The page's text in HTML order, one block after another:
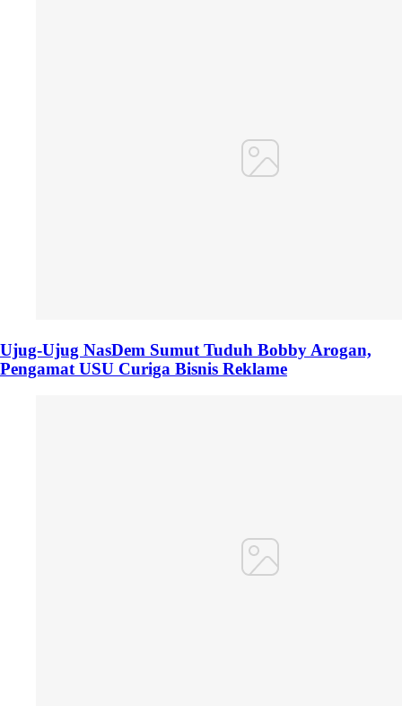
Ujug-Ujug NasDem Sumut Tuduh Bobby Arogan,
Pengamat USU Curiga Bisnis Reklame